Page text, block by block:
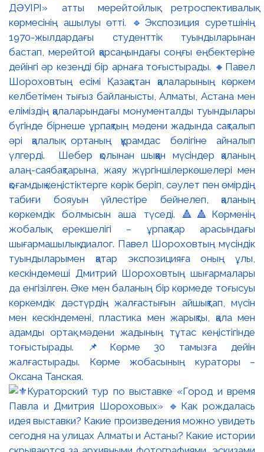
ДӘУІРІ» атты мерейтойлық ретроспективалық
көрмесінің ашылуы өтті. 🔹Экспозиция суретшінің
1970-жылдардағы студенттік туындыларынан
бастап, мерейтой қарсаңындағы соңғы еңбектеріне
дейінгі әр кезеңді бір арнаға тоғыстырады. 🔸Павел
Шороховтың есімі Қазақстан қалаларының көркем
келбетімен тығыз байланысты, Алматы, Астана мен
еліміздің қалаларындағы монументалды туындылары
бүгінде бірнеше ұрпақтың мәдени жадында сақталып
әрі қалалық ортаның құрамдас бөлігіне айналып
үлгерді. Шебер қолынан шыққан мүсіндер қаланың
алаң-саябақтарына, жаяу жүргіншілеркөшелері мен
қоғамдық кеңістіктерге көрік беріп, сәулет пен өмірдің
табиғи бояуын үйлестіре бейнелеп, қаланың
көркемдік болмысын аша түседі. 🔺🔺Көрменің
жобалық ерекшелігі – ұрпақтар арасындағы
шығармашылық диалог. Павел Шороховтың мүсіндік
туындыларымен қатар экспозицияға оның ұлы,
кескіндемеші Дмитрий Шороховтың шығармалары
да енгізілген. Әке мен баланың бір көрмеде тоғысуы
көркемдік дәстүрдің жалғастығын айшықтап, мүсін
мен кескіндемені, пластика мен жарықты, қала мен
адамды ортақ мәдени жадының тұтас кеңістігінде
тоғыстырады. 📌Көрме 30 тамызға дейін
жалғастырады. Көрме жобасының кураторы –
Оксана Танская.